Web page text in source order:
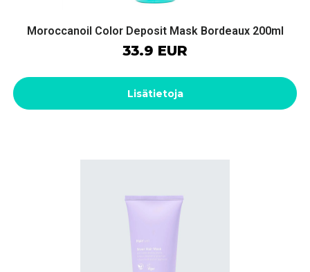
Moroccanoil Color Deposit Mask Bordeaux 200ml
33.9 EUR
Lisätietoja